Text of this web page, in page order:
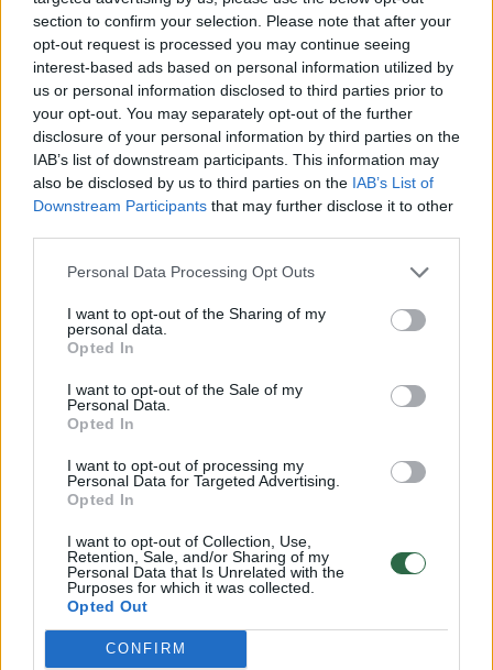
section to confirm your selection. Please note that after your
opt-out request is processed you may continue seeing
interest-based ads based on personal information utilized by
us or personal information disclosed to third parties prior to
your opt-out. You may separately opt-out of the further
disclosure of your personal information by third parties on the
IAB’s list of downstream participants. This information may
also be disclosed by us to third parties on the IAB’s List of
Downstream Participants that may further disclose it to other
Personal Data Processing Opt Outs
I want to opt-out of the Sharing of my
personal data.
Opted In
I want to opt-out of the Sale of my
Personal Data.
Opted In
I want to opt-out of processing my
Personal Data for Targeted Advertising.
Opted In
I want to opt-out of Collection, Use,
Retention, Sale, and/or Sharing of my
Personal Data that Is Unrelated with the
Purposes for which it was collected.
Opted Out
CONFIRM
Daugiau nuotraukų (4)
Prezidentas ir pirmoji ponia susitinka su Šv. Kazimiero
Kolegijos rektoriumi kun. Audriumi Arštikaičiu ir kolegijos
studentais.
R.Dačkaus nuotr.
argumentus ir juos mėginti svarstyti, bet
šiandien aš matau okupuotą dalį Ukrainos,
atplėštą dalį Sakartvelo, matau problemas
Moldovoje. Žinote tos problemos nesusikūrė
dėl pačių valstybių kaltės, jos susikūrė dėl
vieną vertus užsirišti akis ir sakyti, kad čia
nieko nėra mes nieko nepastebime.
Bet man atrodo, kad užsienio politikoje reiktų
nusirišti tuos raiščius ir sakyti tai ką matai“ –
šiltus Italijos politikų pasisakymus apie